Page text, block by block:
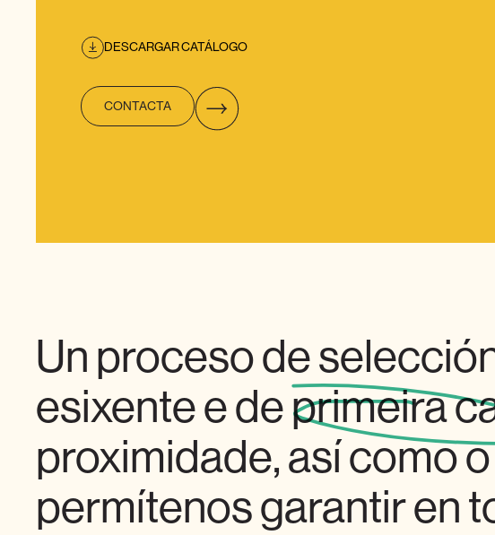
DESCARGAR CATÁLOGO
CONTACTA
Un proceso de
esixente e de primeira
proximidade, así como
permítenos garantir en